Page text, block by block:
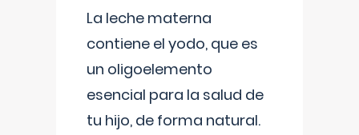
La leche materna
contiene el yodo, que es
un oligoelemento
esencial para la salud de
tu hijo, de forma natural.